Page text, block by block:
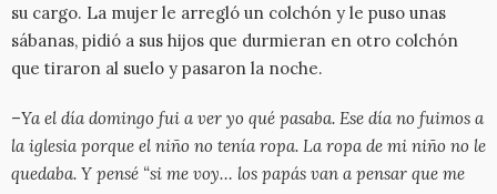
su cargo. La mujer le arregló un colchón y le puso unas
sábanas, pidió a sus hijos que durmieran en otro colchón
que tiraron al suelo y pasaron la noche.
–Ya el día domingo fui a ver yo qué pasaba. Ese día no fuimos a
la iglesia porque el niño no tenía ropa. La ropa de mi niño no le
quedaba. Y pensé “si me voy… los papás van a pensar que me